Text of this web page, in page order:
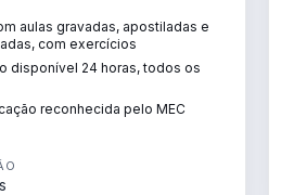
aulas gravadas, apostiladas e
com exercícios
disponível 24 horas, todos os
reconhecida pelo MEC